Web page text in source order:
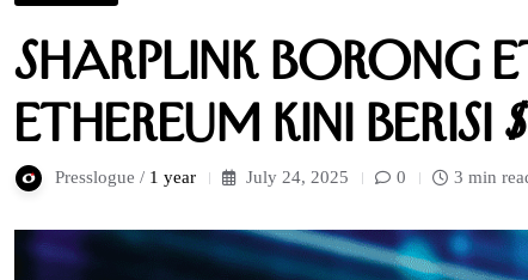
SharpLink Borong
Ethereum Kini Berisi
Presslogue / 1 year July 24, 2025 0 3 min